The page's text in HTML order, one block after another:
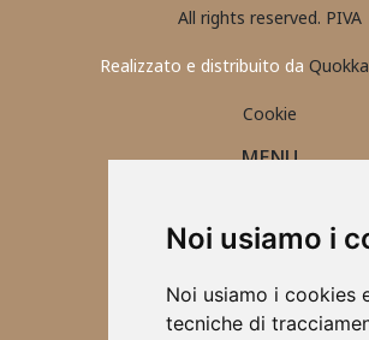
Noi usiamo i
Noi usiamo i cookies
tecniche di
All rights reserved. PIVA
Realizzato e distribuito da
Cookie
MENU
CONTATTI
ABBIGLIAMENTO 2025
TOVAGLIETTE